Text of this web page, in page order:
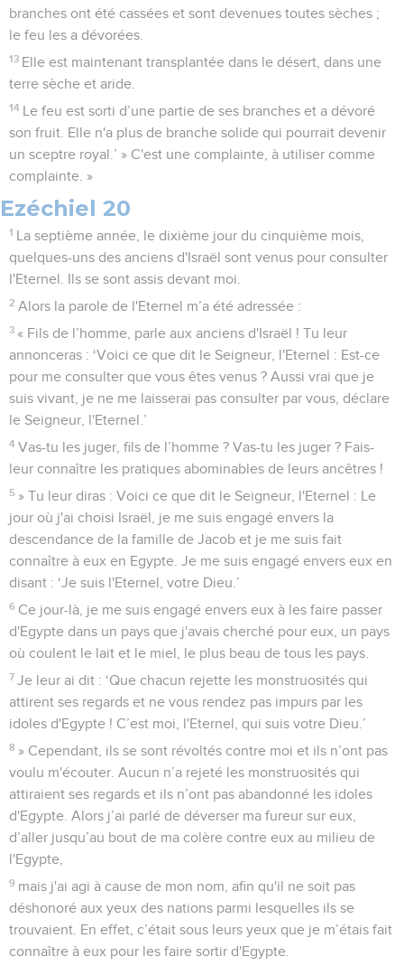
branches ont été cassées et sont devenues toutes sèches ;
le feu les a dévorées.
13 Elle est maintenant transplantée dans le désert, dans une
terre sèche et aride.
14 Le feu est sorti d’une partie de ses branches et a dévoré
son fruit. Elle n'a plus de branche solide qui pourrait devenir
un sceptre royal.’ » C'est une complainte, à utiliser comme
complainte. »
Ezéchiel 20
1 La septième année, le dixième jour du cinquième mois,
quelques-uns des anciens d'Israël sont venus pour consulter
l'Eternel. Ils se sont assis devant moi.
2 Alors la parole de l'Eternel m’a été adressée :
3 « Fils de l’homme, parle aux anciens d'Israël ! Tu leur
annonceras : ‘Voici ce que dit le Seigneur, l'Eternel : Est-ce
pour me consulter que vous êtes venus ? Aussi vrai que je
suis vivant, je ne me laisserai pas consulter par vous, déclare
le Seigneur, l'Eternel.’
4 Vas-tu les juger, fils de l’homme ? Vas-tu les juger ? Fais-
leur connaître les pratiques abominables de leurs ancêtres !
5 » Tu leur diras : Voici ce que dit le Seigneur, l'Eternel : Le
jour où j'ai choisi Israël, je me suis engagé envers la
descendance de la famille de Jacob et je me suis fait
connaître à eux en Egypte. Je me suis engagé envers eux en
disant : ‘Je suis l'Eternel, votre Dieu.’
6 Ce jour-là, je me suis engagé envers eux à les faire passer
d'Egypte dans un pays que j'avais cherché pour eux, un pays
où coulent le lait et le miel, le plus beau de tous les pays.
7 Je leur ai dit : ‘Que chacun rejette les monstruosités qui
attirent ses regards et ne vous rendez pas impurs par les
idoles d'Egypte ! C’est moi, l'Eternel, qui suis votre Dieu.’
8 » Cependant, ils se sont révoltés contre moi et ils n’ont pas
voulu m'écouter. Aucun n’a rejeté les monstruosités qui
attiraient ses regards et ils n’ont pas abandonné les idoles
d'Egypte. Alors j’ai parlé de déverser ma fureur sur eux,
d’aller jusqu’au bout de ma colère contre eux au milieu de
l'Egypte,
9 mais j'ai agi à cause de mon nom, afin qu'il ne soit pas
déshonoré aux yeux des nations parmi lesquelles ils se
trouvaient. En effet, c’était sous leurs yeux que je m’étais fait
connaître à eux pour les faire sortir d'Egypte.